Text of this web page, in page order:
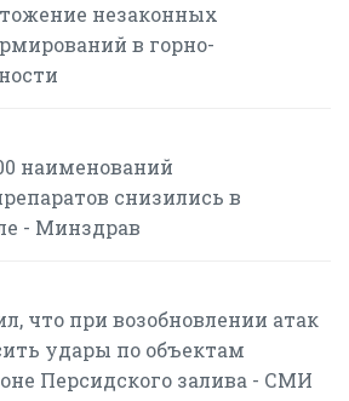
незаконных
в горно-
наименований
снизились в
- Минздрав
что при возобновлении атак
удары по объектам
Персидского залива - СМИ